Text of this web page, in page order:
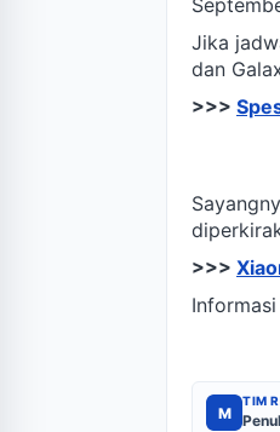
Jika
dan
>>>
>>>
M
TIM